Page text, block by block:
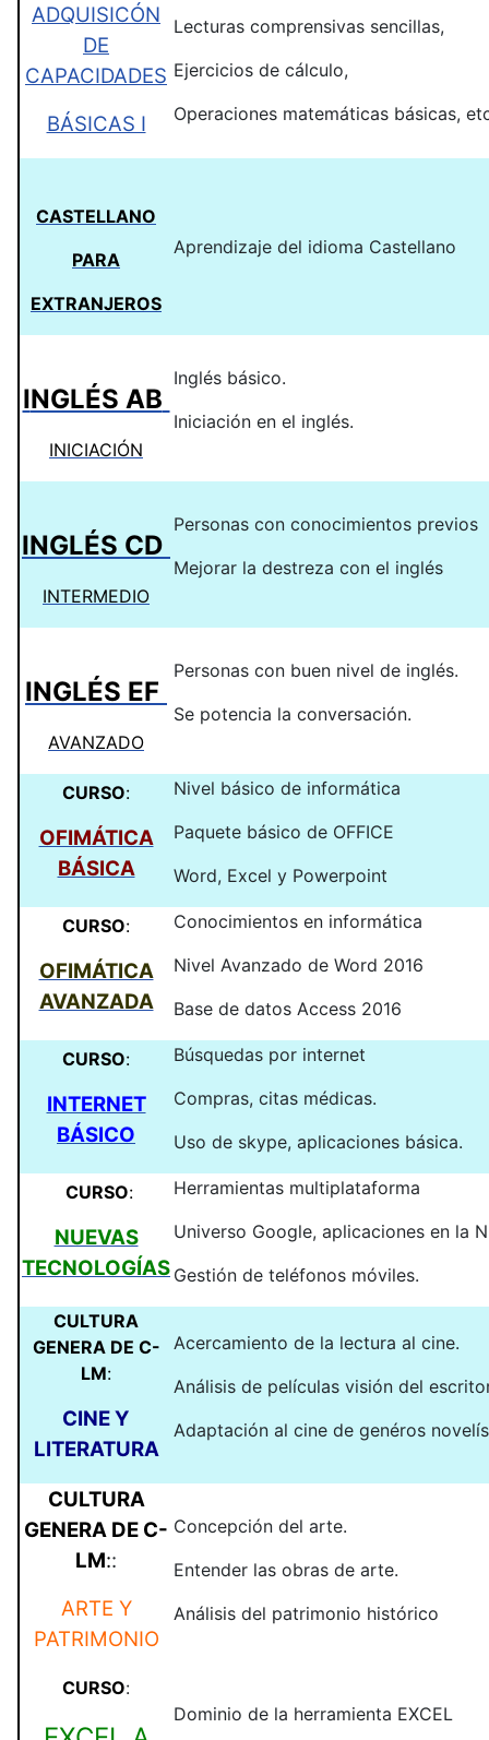
ADQUISICÓN
DE
CAPACIDADES
BÁSICAS I
Lecturas comprensivas sencillas,
Ejercicios de cálculo,
Operaciones matemáticas básicas,
CASTELLANO
PARA
EXTRANJEROS
Aprendizaje del idioma Castellano
INGLÉS AB
INICIACIÓN
Inglés básico.
Iniciación en el inglés.
INGLÉS CD
INTERMEDIO
Personas con conocimientos previos
Mejorar la destreza con el inglés
INGLÉS EF
AVANZADO
Personas con buen nivel de inglés.
Se potencia la conversación.
CURSO:
OFIMÁTICA
BÁSICA
Nivel básico de informática
Paquete básico de OFFICE
Word, Excel y Powerpoint
CURSO:
OFIMÁTICA
AVANZADA
Conocimientos en informática
Nivel Avanzado de Word 2016
Base de datos Access 2016
CURSO:
INTERNET
BÁSICO
Búsquedas por internet
Compras, citas médicas.
Uso de skype, aplicaciones básica.
CURSO:
NUEVAS
TECNOLOGÍAS
Herramientas multiplataforma
Universo Google, aplicaciones en la
Gestión de teléfonos móviles.
CULTURA
GENERA DE C-
LM:
CINE Y
LITERATURA
Acercamiento de la lectura al cine.
Análisis de películas visión del
Adaptación al cine de genéros
CULTURA
GENERA DE C-
LM::
ARTE Y
PATRIMONIO
Concepción del arte.
Entender las obras de arte.
Análisis del patrimonio histórico
CURSO:
Dominio de la herramienta EXCEL